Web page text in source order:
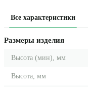
Все характеристики
Размеры изделия
Высота (мин), мм
Высота, мм